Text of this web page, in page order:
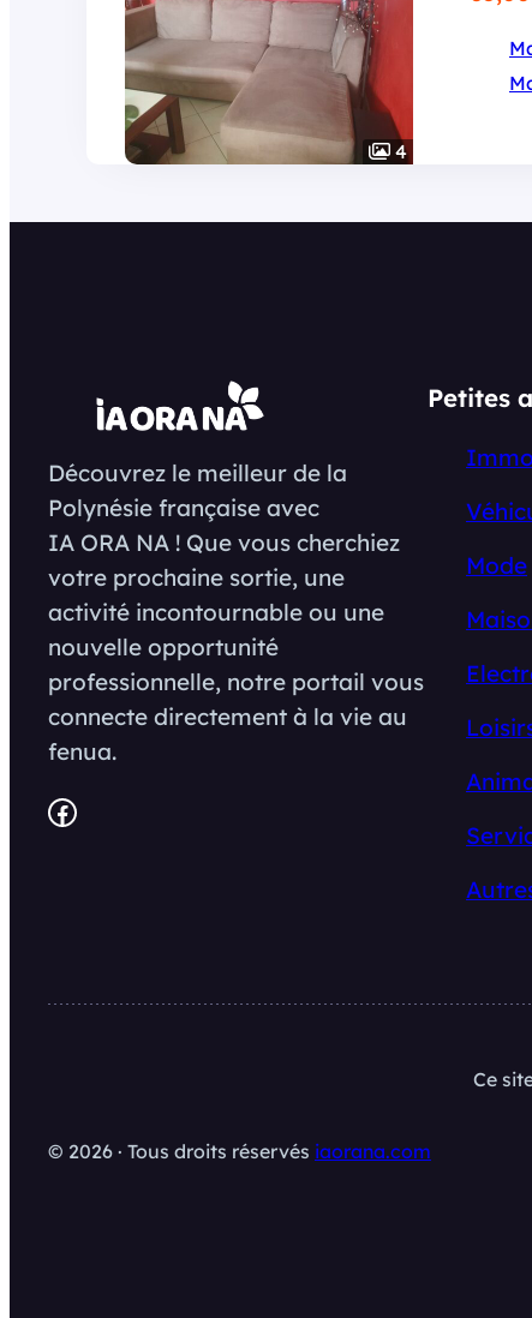
4
Découvrez le meilleur de la
Polynésie française avec
IA ORA NA ! Que vous cherchiez
votre prochaine sortie, une
activité incontournable ou une
nouvelle opportunité
professionnelle, notre portail vous
connecte directement à la vie au
fenua.
Facebook
Petites
Mode
Ce
© 2026 · Tous droits réservés iaorana.com